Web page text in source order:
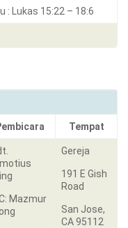
: Lukas 15:22 – 18:6
Tempat
Mazmur
Gereja
191 E Gish
Road
San Jose,
CA 95112